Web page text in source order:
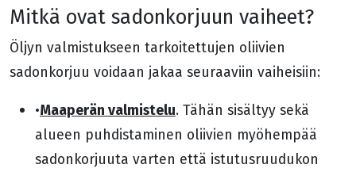
Mitkä ovat sadonkorjuun vaiheet?
Öljyn valmistukseen tarkoitettujen oliivien
sadonkorjuu voidaan jakaa seuraaviin vaiheisiin:
•Maaperän valmistelu. Tähän sisältyy sekä
alueen puhdistaminen oliivien myöhempää
sadonkorjuuta varten että istutusruudukon